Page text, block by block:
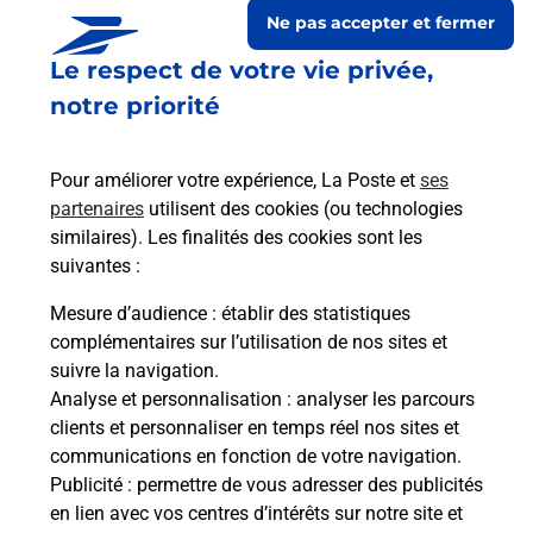
Le respect de votre vie privée,
notre priorité
Pour améliorer votre expérience, La Poste et ses
partenaires utilisent des cookies (ou technologies
similaires). Les finalités des cookies sont les
suivantes :
Mesure d’audience : établir des statistiques
complémentaires sur l’utilisation de nos sites et
suivre la navigation.
Analyse et personnalisation : analyser les parcours
clients et personnaliser en temps réel nos sites et
communications en fonction de votre navigation.
Publicité : permettre de vous adresser des publicités
en lien avec vos centres d’intérêts sur notre site et
Ne pas accepter et fermer
Collecte du courrier aujourd'hui à 09h00
20 Rue Du Charmoy
52310 Lamancine
Itinéraire
Le lien s'ouvre dans un nouvel onglet